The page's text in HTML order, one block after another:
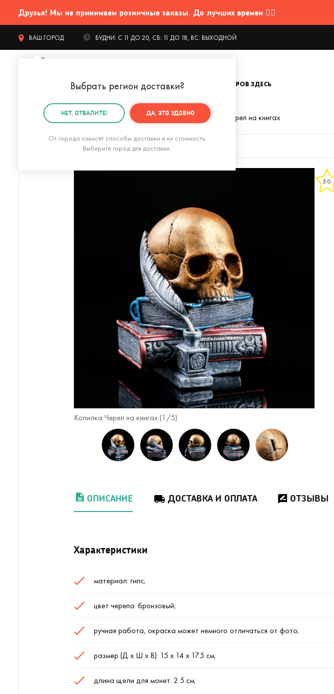
Друзья! Мы не принимаем розничные заказы. До лучших времен 🤷‍♂️
ВАШ ГОРОД
Выбрать регион доставки?
НЕТ, ОТВАЛИТЕ! ДА, ЭТО УДОБНО
От города зависят способы доставки и их стоимость.
Выберите город для доставки.
БУДНИ: С 11 ДО 20, СБ: 11 ДО 18, ВС: ВЫХОДНОЙ
КАТАЛОГ ТОВАРОВ ЗДЕСЬ
Главная Интерьер Хранение Копилки Копилка Череп на книгах
5.0
Копилка Череп на книгах (1 /5)
ОПИСАНИЕ ДОСТАВКА И ОПЛАТА ОТЗЫВЫ
Характеристики
материал: гипс;
цвет черепа: бронзовый;
ручная работа, окраска может немного отличаться от фото;
размер (Д х Ш х В): 15 х 14 х 17.5 см;
длина щели для монет: 2.5 см;